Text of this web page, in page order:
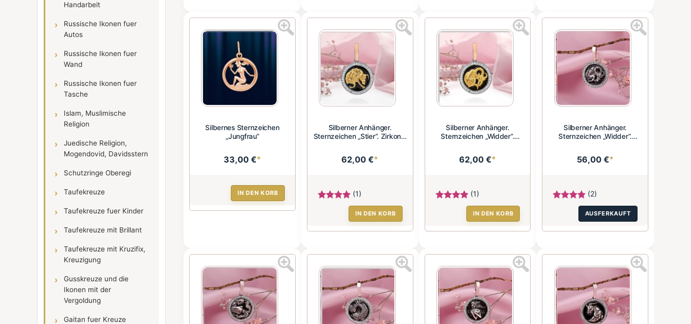
Handarbeit
Russische Ikonen fuer
Autos
Russische Ikonen fuer
Wand
Russische Ikonen fuer
Tasche
Islam, Muslimische
Religion
Juedische Religion,
Mogendovid, Davidsstern
Schutzringe Oberegi
Taufekreuze
Taufekreuze fuer Kinder
Taufekreuze mit Brillant
Taufekreuze mit Kruzifix,
Kreuzigung
Gusskreuze und die
Ikonen mit der
Vergoldung
Gaitan fuer Kreuze
Silbernes Sternzeichen
„Jungfrau“
33,00 €*
IN DEN KORB
Silberner Anhänger.
Sternzeichen „Stier“. Zirkonia
62,00 €*
(1)
IN DEN KORB
Silberner Anhänger.
Sternzeichen „Widder“.
62,00 €*
(1)
IN DEN KORB
Silberner Anhänger.
Sternzeichen „Widder“.
56,00 €*
(2)
AUSFERKAUFT